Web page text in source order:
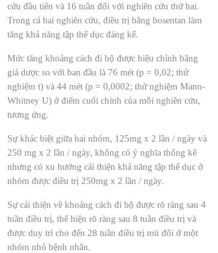
cứu đầu tiên và 16 tuần đối với nghiên cứu thứ hai.
Trong cả hai nghiên cứu, điều trị bằng bosentan làm
tăng khả năng tập thể dục đáng kể.
Mức tăng khoảng cách đi bộ được hiệu chỉnh bằng
giả dược so với ban đầu là 76 mét (p = 0,02; thử
nghiệm t) và 44 mét (p = 0,0002; thử nghiệm Mann-
Whitney U) ở điểm cuối chính của mỗi nghiên cứu,
tương ứng.
Sự khác biệt giữa hai nhóm, 125mg x 2 lần / ngày và
250 mg x 2 lần / ngày, không có ý nghĩa thống kê
nhưng có xu hướng cải thiện khả năng tập thể dục ở
nhóm được điều trị 250mg x 2 lần / ngày.
Sự cải thiện về khoảng cách đi bộ được rõ ràng sau 4
tuần điều trị, thể hiện rõ ràng sau 8 tuần điều trị và
được duy trì cho đến 28 tuần điều trị mù đôi ở một
nhóm nhỏ bệnh nhân.